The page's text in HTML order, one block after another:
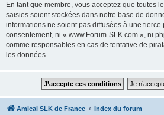
En tant que membre, vous acceptez que toutes
saisies soient stockées dans notre base de
informations ne soient pas diffusées à une tierce
consentement, ni « www.Forum-SLK.com », ni
comme responsables en cas de tentative de
les données.
Amical SLK de France Index du forum